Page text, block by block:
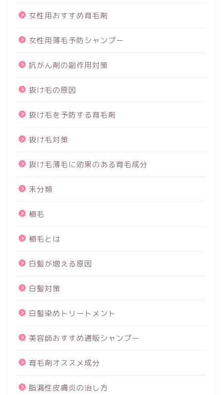
女性用おすすめ育毛剤
女性用薄毛予防シャンプー
抗がん剤の副作用対策
抜け毛の原因
抜け毛を予防する育毛剤
抜け毛対策
抜け毛薄毛に効果のある育毛成分
未分類
植毛
植毛とは
白髪が増える原因
白髪対策
白髪染めトリートメント
美容師おすすめ通販シャンプー
育毛剤オススメ成分
脂漏性皮膚炎の治し方